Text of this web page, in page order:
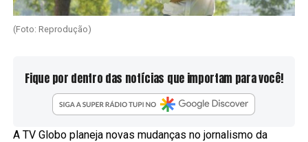
(Foto: Reprodução)
Fique por dentro das notícias que importam para você!
A TV Globo planeja novas mudanças no jornalismo da